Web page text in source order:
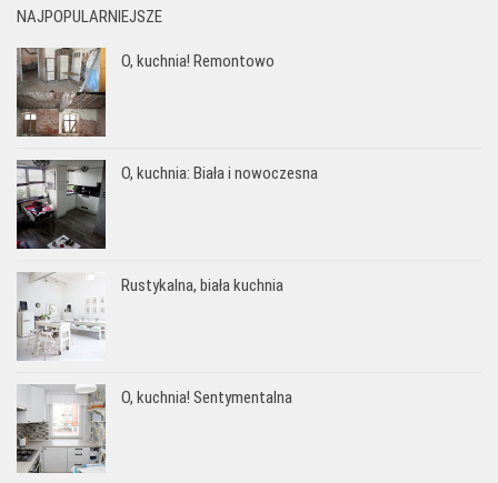
NAJPOPULARNIEJSZE
O, kuchnia! Remontowo
O, kuchnia: Biała i nowoczesna
Rustykalna, biała kuchnia
O, kuchnia! Sentymentalna